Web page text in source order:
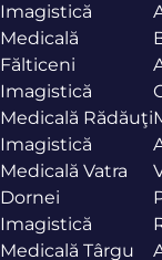
Imagistică
Medicală
Fălticeni
Imagistică
Medicală Rădăuţi
Imagistică
Medicală Vatra
Dornei
Imagistică
Medicală Târgu